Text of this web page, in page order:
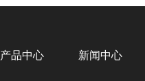
产品中心 新闻中心